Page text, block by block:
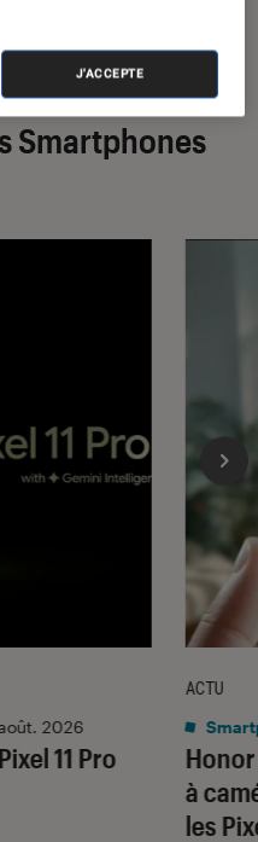
Smartphones
11 Pro
2026
à
les
ACTU
J'ACCEPTE